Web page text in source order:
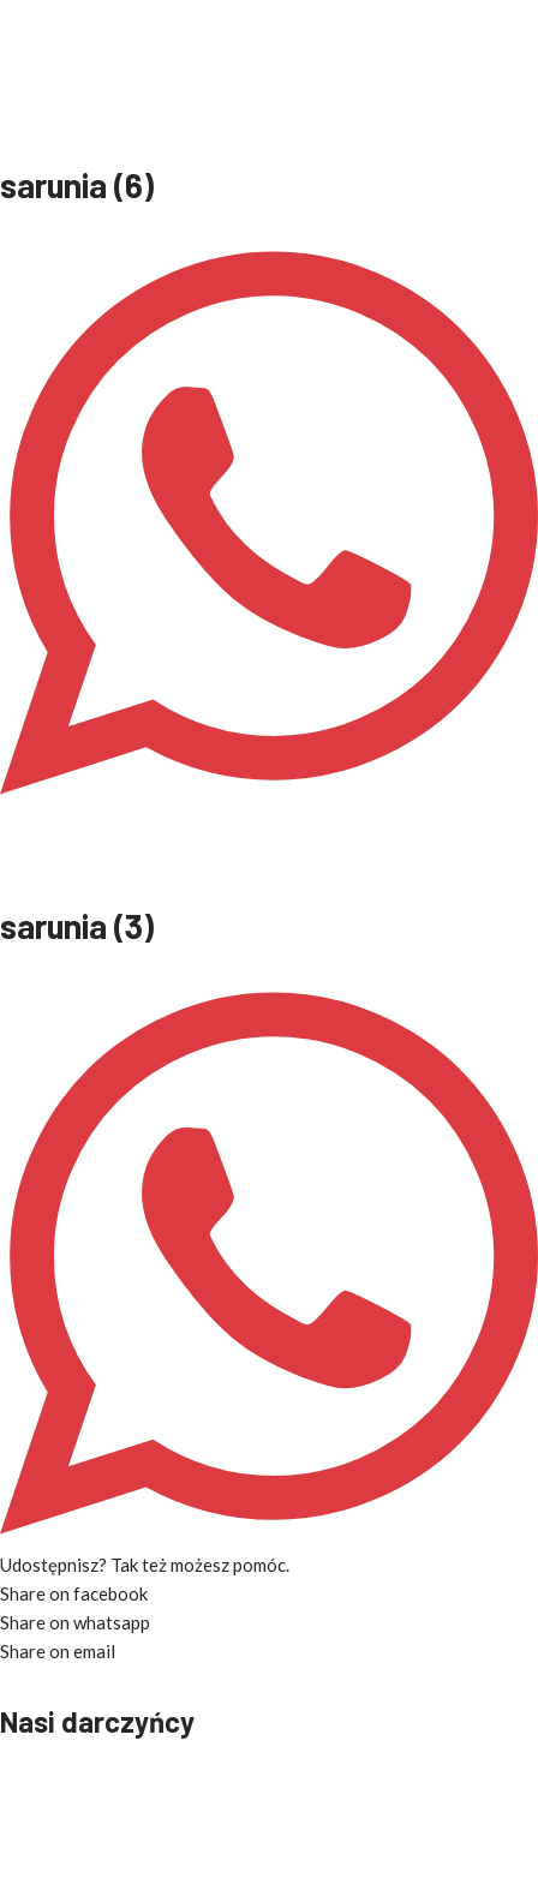
sarunia (6)
sarunia (3)
Udostępnisz? Tak też możesz pomóc.
Share on facebook
Share on whatsapp
Share on email
Nasi darczyńcy